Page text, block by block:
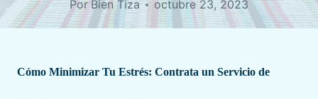
PorBien Tiza octubre 23, 2023
Cómo Minimizar Tu Estrés: Contrata un Servicio de